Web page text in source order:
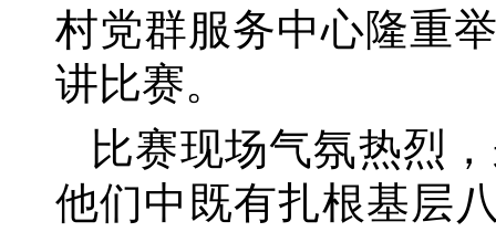
村党群服务中心隆重
讲比赛。
比赛现场气氛热烈
他们中既有扎根基层